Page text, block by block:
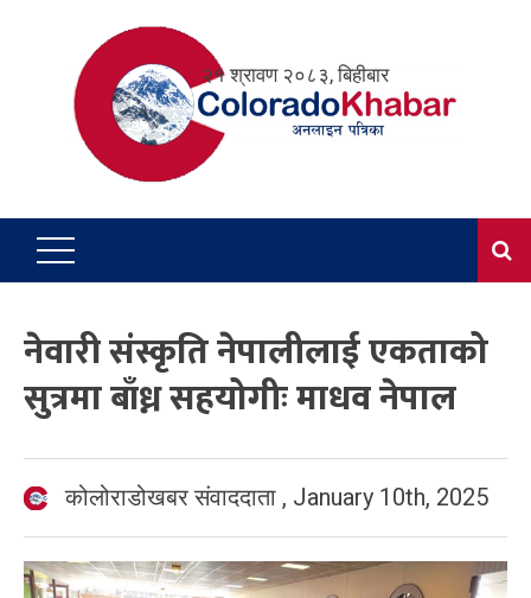
२१ श्रावण २०८३, बिहीबार
नेवारी संस्कृति नेपालीलाई एकताको
सुत्रमा बाँध्न सहयोगीः माधव नेपाल
कोलोराडोखबर संवाददाता , January 10th, 2025